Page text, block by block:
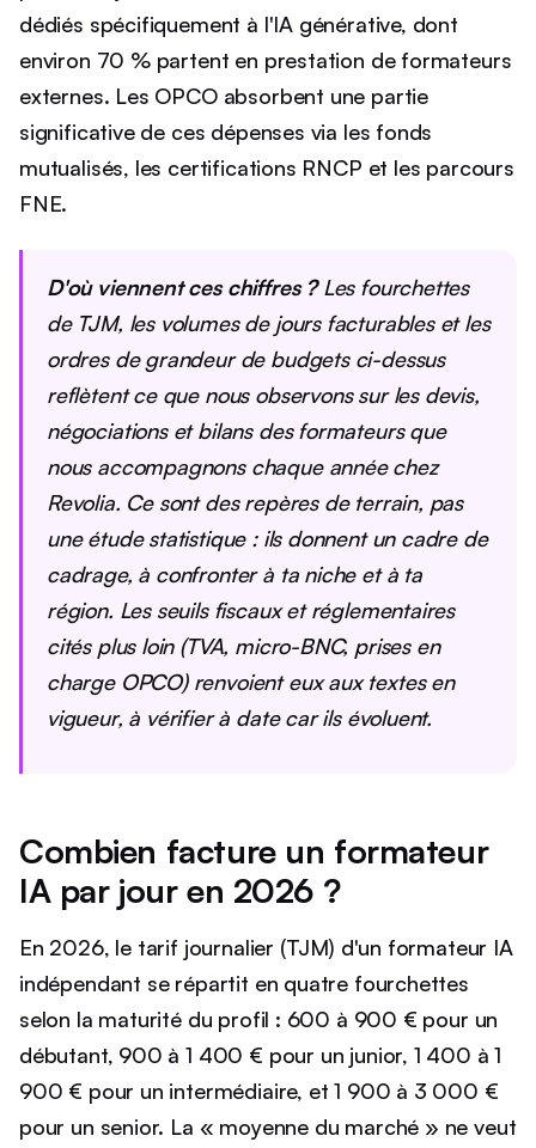
dédiés spécifiquement à l'IA générative, dont
environ 70 % partent en prestation de formateurs
externes. Les OPCO absorbent une partie
significative de ces dépenses via les fonds
mutualisés, les certifications RNCP et les parcours
FNE.
D'où viennent ces chiffres ?Les fourchettes
de TJM, les volumes de jours facturables et les
ordres de grandeur de budgets ci-dessus
reflètent ce que nous observons sur les devis,
négociations et bilans des formateurs que
nous accompagnons chaque année chez
Revolia. Ce sont des repères de terrain, pas
une étude statistique : ils donnent un cadre de
cadrage, à confronter à ta niche et à ta
région. Les seuils fiscaux et réglementaires
cités plus loin (TVA, micro-BNC, prises en
charge OPCO) renvoient eux aux textes en
vigueur, à vérifier à date car ils évoluent.
Combien facture un formateur
IA par jour en 2026 ?
En 2026, le tarif journalier (TJM) d'un formateur IA
indépendant se répartit en quatre fourchettes
selon la maturité du profil : 600 à 900 € pour un
débutant, 900 à 1 400 € pour un junior, 1 400 à 1
900 € pour un intermédiaire, et 1 900 à 3 000 €
pour un senior. La « moyenne du marché » ne veut